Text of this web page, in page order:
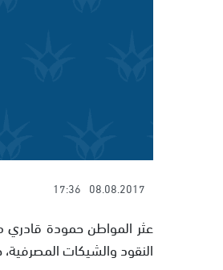
08.08.2017
17:36
عثر المواطن حمودة قادري
النقود والشيكات